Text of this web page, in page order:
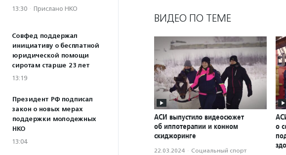
13:30 · Прислано НКО
Совфед поддержал
инициативу о бесплатной
юридической помощи
сиротам старше 23 лет
13:19
Президент РФ подписал
закон о новых мерах
поддержки молодежных
НКО
13:04
ВИДЕО ПО ТЕМЕ
АСИ выпустило видеосюжет
об иппотерапии и конном
скиджоринге
22.03.2024 · Социальный спорт
о